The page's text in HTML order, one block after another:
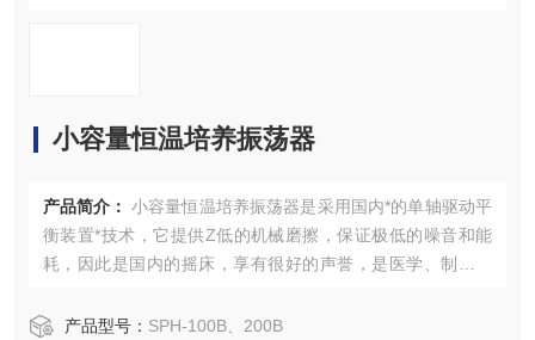
小容量恒温培养振荡器
产品简介： 小容量恒温培养振荡器是采用国内*的单轴驱动平
衡装置*技术，它提供Z低的机械磨擦，保证极低的噪音和能
耗，因此是国内的摇床，享有很好的声誉，是医学、制药、
产品型号： SPH-100B、200B